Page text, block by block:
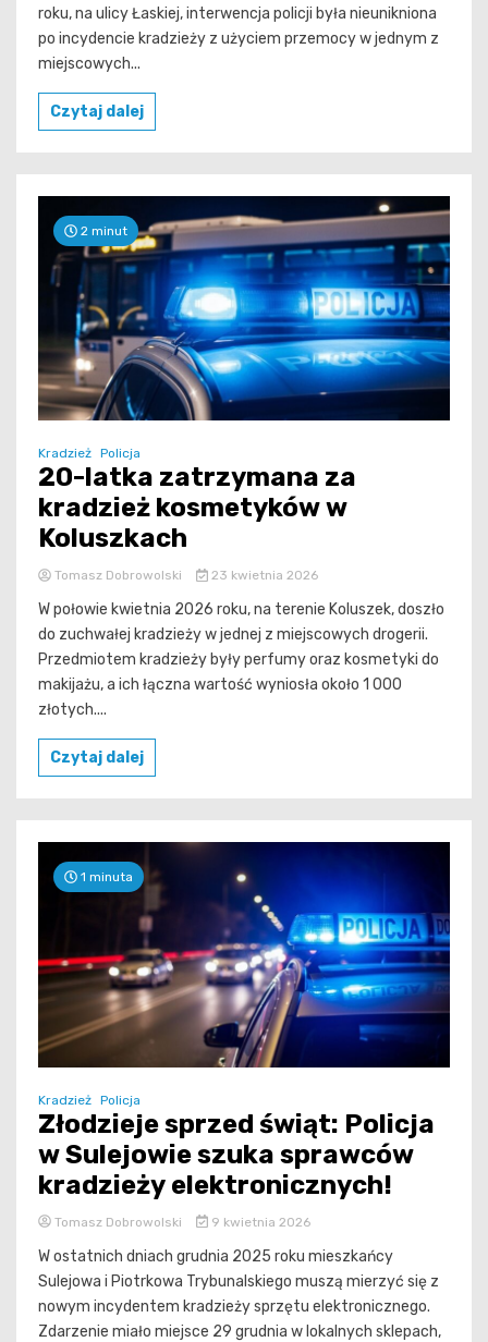
roku, na ulicy Łaskiej, interwencja policji była nieunikniona
po incydencie kradzieży z użyciem przemocy w jednym z
miejscowych...
Czytaj dalej
2 minut
Kradzież Policja
20-latka zatrzymana za
kradzież kosmetyków w
Koluszkach
Tomasz Dobrowolski 23 kwietnia 2026
W połowie kwietnia 2026 roku, na terenie Koluszek, doszło
do zuchwałej kradzieży w jednej z miejscowych drogerii.
Przedmiotem kradzieży były perfumy oraz kosmetyki do
makijażu, a ich łączna wartość wyniosła około 1 000
złotych....
Czytaj dalej
1 minuta
Kradzież Policja
Złodzieje sprzed świąt: Policja
w Sulejowie szuka sprawców
kradzieży elektronicznych!
Tomasz Dobrowolski 9 kwietnia 2026
W ostatnich dniach grudnia 2025 roku mieszkańcy
Sulejowa i Piotrkowa Trybunalskiego muszą mierzyć się z
nowym incydentem kradzieży sprzętu elektronicznego.
Zdarzenie miało miejsce 29 grudnia w lokalnych sklepach,